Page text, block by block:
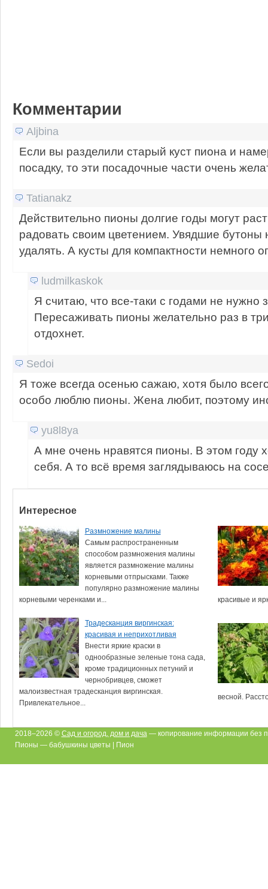
Комментарии
Aljbina
Если вы разделили старый куст пиона и
посадку, то эти посадочные части очень
Tatianakz
Действительно пионы долгие годы могут
радовать своим цветением. Увядшие
удалять. А кусты для компактности немного
ludmilkaskok
Я считаю, что все-таки с годами не нужно
Пересаживать пионы желательно раз в
отдохнет.
Sedoi
Я тоже всегда осенью сажаю, хотя было
особо люблю пионы. Жена любит, поэтому
yu8l8ya
А мне очень нравятся пионы. В этом году
себя. А то всё время заглядываюсь на
Интересное
Размножение малины
Самым распространенным
способом размножения малины
является размножение малины
корневыми отпрысками. Также
популярно размножение малины
корневыми черенками и...
красивые и
Традесканция виргинская:
красивая и неприхотливая
Внести яркие краски в
однообразные зеленые тона сада,
кроме традиционных петуний и
чернобривцев, сможет
малоизвестная традесканция виргинская.
Привлекательное...
весной.
2018–2026 © Сад и огород, дом и дача — копирование информации без
Пионы — бабушкины цветы | Пион